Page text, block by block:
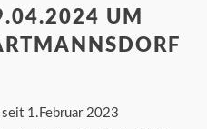
UM
1.Februar 2023